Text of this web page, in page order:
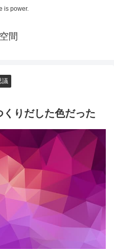
is power.
間
議
くりだした色だった